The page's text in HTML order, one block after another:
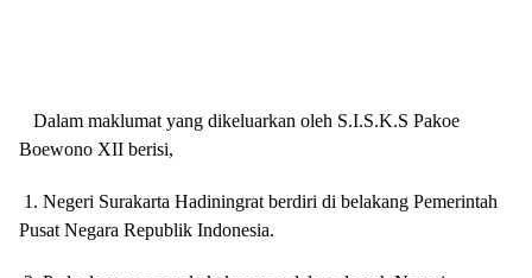
Dalam maklumat yang dikeluarkan oleh S.I.S.K.S Pakoe
Boewono XII berisi,
1. Negeri Surakarta Hadiningrat berdiri di belakang Pemerintah
Pusat Negara Republik Indonesia.